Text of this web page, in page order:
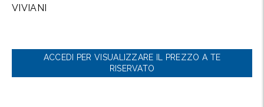
VIVIANI
ACCEDI PER VISUALIZZARE IL PREZZO A TE
RISERVATO